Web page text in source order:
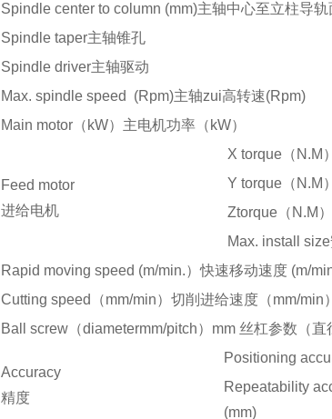
Spindle center to column (mm)主轴中心至立柱导轨
Spindle taper主轴锥孔
Spindle driver主轴驱动
Max. spindle speed (Rpm)主轴zui高转速(Rpm)
Main motor（kW）主电机功率（kW）
Feed motor
进给电机
X torque（N.M
Y torque（N.M
Ztorque（N.M
Max. install
Rapid moving speed (m/min.）快速移动速度 (m/
Cutting speed（mm/min）切削进给速度（mm/min）
Ball screw（diametermm/pitch）mm 丝杠参数（直
Accuracy
精度
Positioning
Repeatability
(mm)